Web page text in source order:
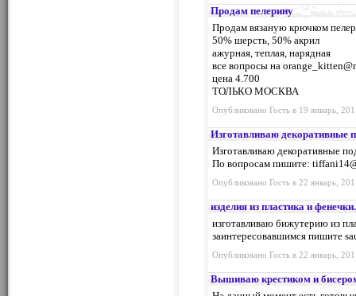
Продам пелерину
Продам вязаную крючком
50% шерсть, 50% акрил
ажурная, теплая, нарядная
все вопросы на
цена 4.700
ТОЛЬКО МОСКВА
Опубликовано Гость в 19 январь,
Изготавливаю декоративные
Изготавливаю декоративные
По вопросам пишите:
Опубликовано Гость в 22 январь,
изделия из пластика и фенечки.
изготавливаю бижутерию из
заинтересовавшимся пишите
Опубликовано Гость в 22 январь,
Вышиваю крестиком и